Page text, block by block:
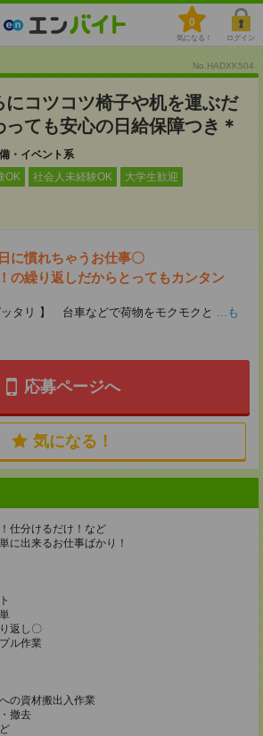
0
気になる！ ログイン
No.HADXK504
にコツコツ椅子や机を運ぶだ
ても安心の日給保障つき＊
・イベント系
OK 社会人未経験OK 大学生歓迎
に慣れちゃうお仕事〇
の繰り返しだからとってもカンタン
ッタリ 】 台車などで荷物をモクモクと ...も
応募ページへ
気になる！
仕分けるだけ！など
に出来るお仕事ばかり！
返し〇
ル作業
の資材搬出入作業
撤去